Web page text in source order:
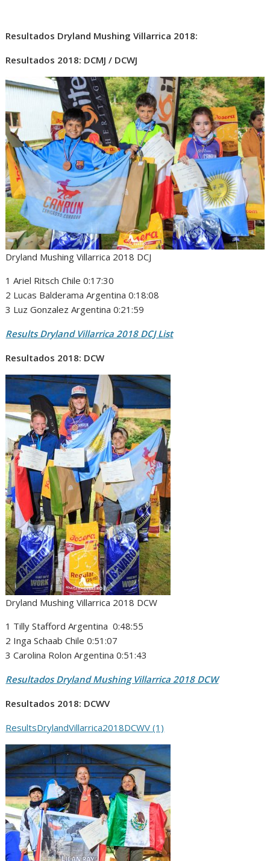
Resultados Dryland Mushing Villarrica 2018:
Resultados 2018: DCMJ / DCWJ
Dryland Mushing Villarrica 2018 DCJ
1 Ariel Ritsch Chile 0:17:30
2 Lucas Balderama Argentina 0:18:08
3 Luz Gonzalez Argentina 0:21:59
Results Dryland Villarrica 2018 DCJ List
Resultados 2018: DCW
Dryland Mushing Villarrica 2018 DCW
1 Tilly Stafford Argentina 0:48:55
2 Inga Schaab Chile 0:51:07
3 Carolina Rolon Argentina 0:51:43
Resultados Dryland Mushing Villarrica 2018 DCW
Resultados 2018: DCWV
ResultsDrylandVillarrica2018DCWV (1)